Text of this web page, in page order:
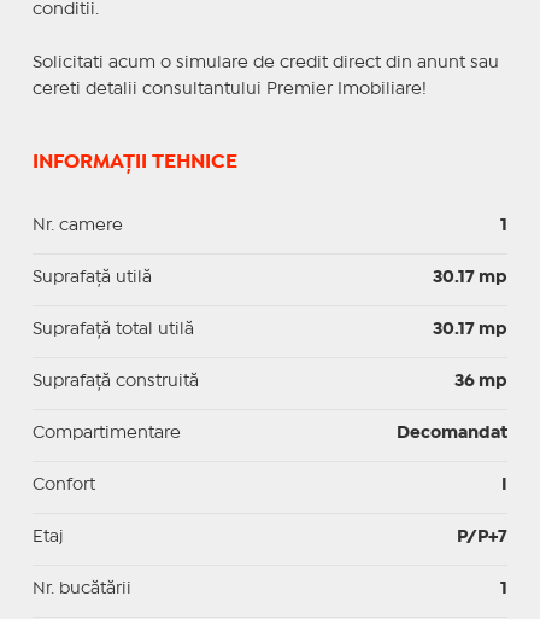
conditii.
Solicitati acum o simulare de credit direct din anunt sau
cereti detalii consultantului Premier Imobiliare!
INFORMAȚII TEHNICE
Nr. camere 1
Suprafaţă utilă 30.17 mp
Suprafaţă total utilă 30.17 mp
Suprafaţă construită 36 mp
Compartimentare Decomandat
Confort
Etaj P/P+7
Nr. bucătării 1